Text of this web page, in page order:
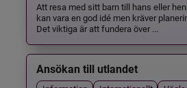
Att resa med sitt barn till hans eller
kan vara en god idé men kräver
Det viktiga är att fundera över ...
Ansökan till utlandet